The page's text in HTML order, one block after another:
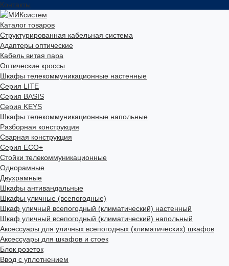
Контакты
Каталог товаров
Структурированная кабельная система
Адаптеры оптические
Кабель витая пара
Оптические кроссы
Шкафы телекоммуникационные настенные
Cерия LITE
Cерия BASIS
Cерия KEYS
Шкафы телекоммуникационные напольные
Разборная конструкция
Сварная конструкция
Серия ECO+
Стойки телекоммуникационные
Однорамные
Двухрамные
Шкафы антивандальные
Шкафы уличные (всепогодные)
Шкаф уличный всепогодный (климатический) настенный
Шкаф уличный всепогодный (климатический) напольный
Аксессуары для уличных всепогодных (климатических) шкафов
Аксессуары для шкафов и стоек
Блок розеток
Ввод с уплотнением